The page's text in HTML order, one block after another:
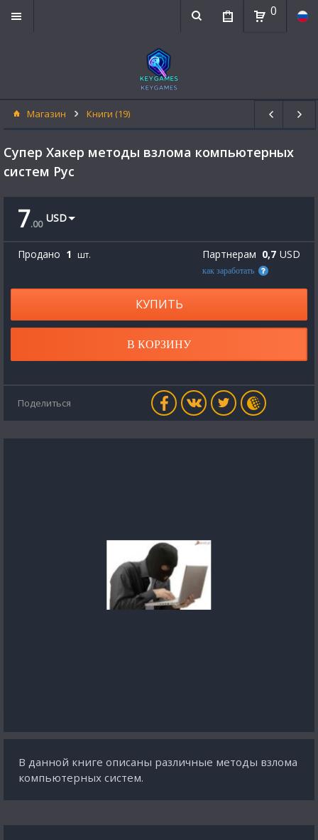
0
Магазин Книги (19)
Супер Хакер методы взлома компьютерных
систем Рус
7.00 USD
Продано 1 шт. Партнерам 0,7 USD
как заработать
КУПИТЬ
В КОРЗИНУ
Поделиться
В данной книге описаны различные методы взлома
компьютерных систем.